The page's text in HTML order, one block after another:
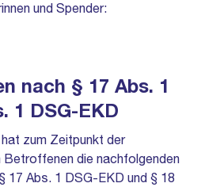
und Spender:
nach § 17 Abs. 1
1 DSG-EKD
zum Zeitpunkt der
Betroffenen die nachfolgenden
17 Abs. 1 DSG-EKD und § 18